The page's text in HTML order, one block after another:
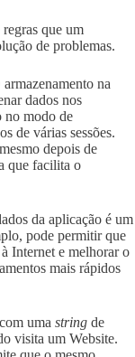
que um
de problemas.
armazenamento na
dados nos
no modo de
de várias sessões.
depois de
que facilita o
da aplicação é um
pode permitir que
Internet e melhorar o
mais rápidos
uma string de
visita um Website.